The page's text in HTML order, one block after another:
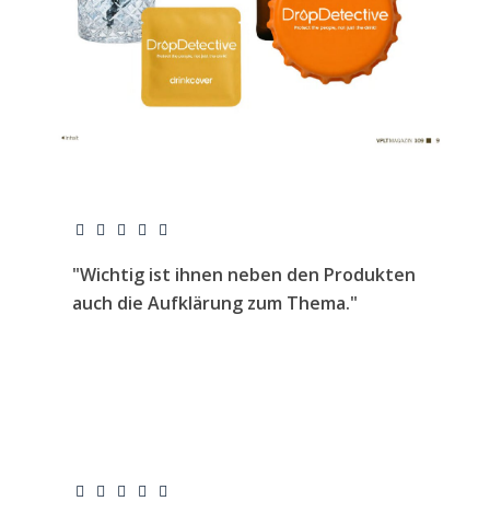
"Wichtig ist ihnen neben den Produkten
auch die Aufklärung zum Thema."